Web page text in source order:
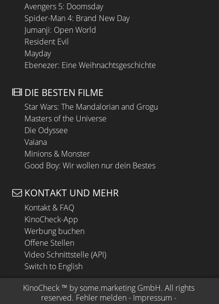
Avengers 5: Doomsday
Spider-Man 4: Brand New Day
Jumanji: Open World
Resident Evil
Mayday
Ebenezer: Eine Weihnachtsgeschichte
DIE BESTEN FILME
Star Wars: The Mandalorian and Grogu
Masters of the Universe
Die Odyssee
Vaiana
Minions & Monster
Good Boy: Wir wollen nur dein Bestes
KONTAKT UND MEHR
Kontakt & FAQ
KinoCheck-App
Werbung buchen
Offene Stellen
Video Schnittstelle (API)
Switch to English
KinoCheck ™ by some.marketing GmbH. All rights
reserved. Fehler melden - Impressum -